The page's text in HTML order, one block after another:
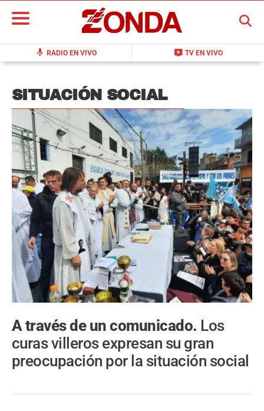
mic RADIO EN VIVO live_tv TV EN VIVO
BUSCAR
SITUACIÓN SOCIAL
A través de un comunicado. Los
curas villeros expresan su gran
preocupación por la situación social